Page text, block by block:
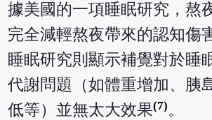
據美國的一項睡眠研究，熬
完全減輕熬夜帶來的認知傷
睡眠研究則顯示補覺對於睡
代謝問題（如體重增加、胰
低等）並無太大效果(7)。